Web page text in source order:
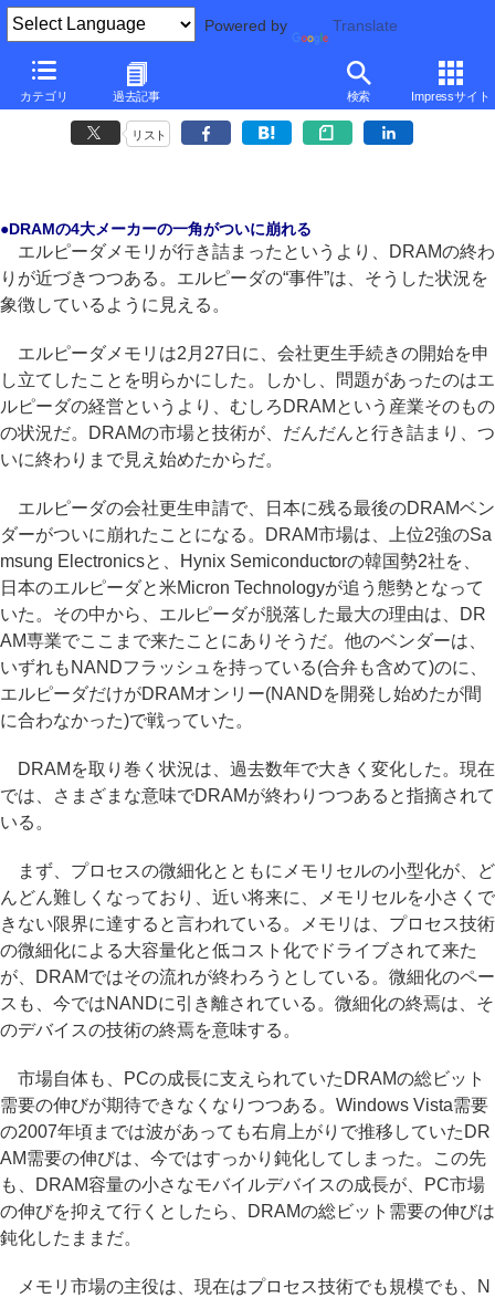
Powered by Translate
カテゴリ 過去記事 検索 Impressサイト
■後藤弘茂のWeekly海外ニュース■
エルピーダメモリの行き詰まりはDRAMの終焉の象徴か
リスト
●DRAMの4大メーカーの一角がついに崩れる
エルピーダメモリが行き詰まったというより、DRAMの終わ
りが近づきつつある。エルピーダの“事件”は、そうした状況を
象徴しているように見える。
エルピーダメモリは2月27日に、会社更生手続きの開始を申
し立てしたことを明らかにした。しかし、問題があったのはエ
ルピーダの経営というより、むしろDRAMという産業そのもの
の状況だ。DRAMの市場と技術が、だんだんと行き詰まり、つ
いに終わりまで見え始めたからだ。
エルピーダの会社更生申請で、日本に残る最後のDRAMベン
ダーがついに崩れたことになる。DRAM市場は、上位2強のSa
msung Electronicsと、Hynix Semiconductorの韓国勢2社を、
日本のエルピーダと米Micron Technologyが追う態勢となって
いた。その中から、エルピーダが脱落した最大の理由は、DR
AM専業でここまで来たことにありそうだ。他のベンダーは、
いずれもNANDフラッシュを持っている(合弁も含めて)のに、
エルピーダだけがDRAMオンリー(NANDを開発し始めたが間
に合わなかった)で戦っていた。
DRAMを取り巻く状況は、過去数年で大きく変化した。現在
では、さまざまな意味でDRAMが終わりつつあると指摘されて
いる。
まず、プロセスの微細化とともにメモリセルの小型化が、ど
んどん難しくなっており、近い将来に、メモリセルを小さくで
きない限界に達すると言われている。メモリは、プロセス技術
の微細化による大容量化と低コスト化でドライブされて来た
が、DRAMではその流れが終わろうとしている。微細化のペー
スも、今ではNANDに引き離されている。微細化の終焉は、そ
のデバイスの技術の終焉を意味する。
市場自体も、PCの成長に支えられていたDRAMの総ビット
需要の伸びが期待できなくなりつつある。Windows Vista需要
の2007年頃までは波があっても右肩上がりで推移していたDR
AM需要の伸びは、今ではすっかり鈍化してしまった。この先
も、DRAM容量の小さなモバイルデバイスの成長が、PC市場
の伸びを抑えて行くとしたら、DRAMの総ビット需要の伸びは
鈍化したままだ。
メモリ市場の主役は、現在はプロセス技術でも規模でも、N